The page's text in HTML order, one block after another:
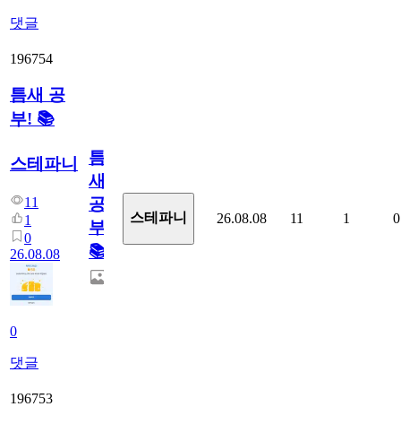
댓글
196754
틈새 공
부! 📚
스테파니
11
1
0
26.08.08
0
댓글
틈
새
공
부!
📚
스테파니 26.08.08 11 1 0
196753